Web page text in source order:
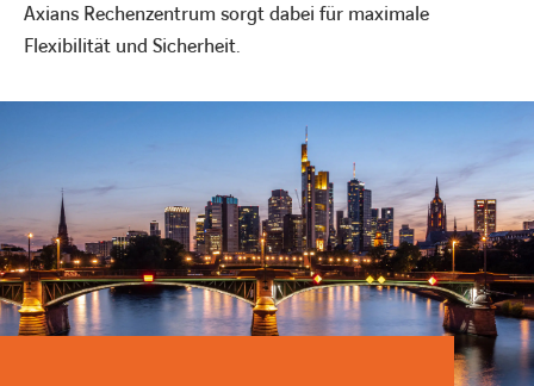
NEWS UND INSIGHTS
REFERENZEN
KARRIERE
Karriere
Axians Rechenzentrum sorgt dabei für maximale
Flexibilität und Sicherheit.